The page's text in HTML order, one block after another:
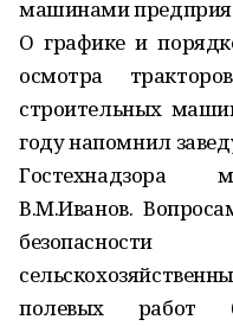
машинами
О графике и
осмотра
строительных
году напомнил
Гостехнадзора
В.М.Иванов.
полевых работ